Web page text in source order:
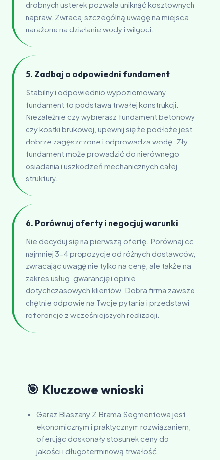
drobnych usterek pozwala uniknąć kosztownych
napraw. Zwracaj szczególną uwagę na miejsca
narażone na działanie wody i wilgoci.
5. Zadbaj o odpowiedni fundament
Stabilny i odpowiednio wypoziomowany
fundament to podstawa trwałej konstrukcji.
Niezależnie czy wybierasz fundament betonowy
czy kostki brukowej, upewnij się że podłoże jest
dobrze zagęszczone i odprowadza wodę. Zły
fundament może prowadzić do nierównego
osiadania i uszkodzeń mechanicznych całej
struktury.
6. Porównuj oferty i negocjuj warunki
Nie decyduj się na pierwszą ofertę. Porównaj co
najmniej 3-4 propozycje od różnych dostawców,
zwracając uwagę nie tylko na cenę, ale także na
zakres usług, gwarancję i opinie
dotychczasowych klientów. Dobra firma zawsze
chętnie odpowie na Twoje pytania i przedstawi
referencje z wcześniejszych realizacji.
🎯 Kluczowe wnioski
Garaz Blaszany Z Brama Segmentowa jest
ekonomicznym i praktycznym rozwiązaniem,
oferując doskonały stosunek ceny do
jakości i długoterminową trwałość.